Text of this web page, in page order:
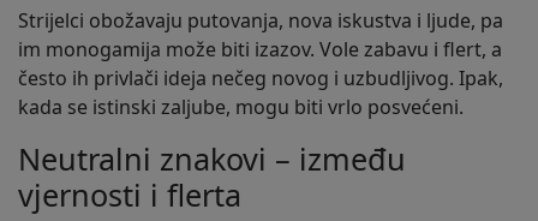
Strijelci obožavaju putovanja, nova iskustva i ljude, pa
im monogamija može biti izazov. Vole zabavu i flert, a
često ih privlači ideja nečeg novog i uzbudljivog. Ipak,
kada se istinski zaljube, mogu biti vrlo posvećeni.
Neutralni znakovi – između
vjernosti i flerta